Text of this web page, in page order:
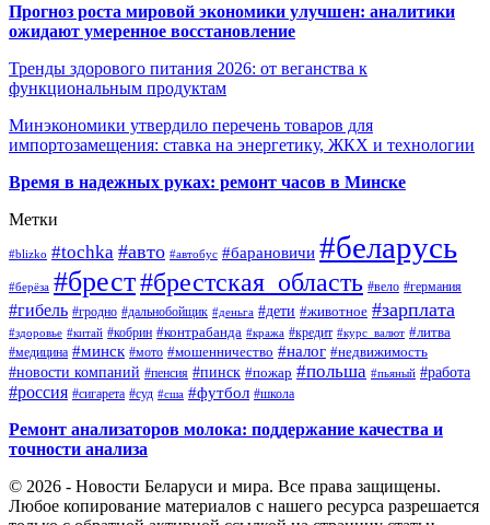
Прогноз роста мировой экономики улучшен: аналитики
ожидают умеренное восстановление
Тренды здорового питания 2026: от веганства к
функциональным продуктам
Минэкономики утвердило перечень товаров для
импортозамещения: ставка на энергетику, ЖКХ и технологии
Время в надежных руках: ремонт часов в Минске
Метки
#blizko #tochka #авто #автобус #барановичи #беларусь
#берёза #брест#брестская_область #вело #германия
#гибель #гродно #дальнобойщик #деньга #дети #животное #зарплата
#здоровье #китай #кобрин #контрабанда #кража #кредит #курс_валют #литва
#медицина #минск #мото #мошенничество #налог #недвижимость
#новости компаний #пенсия #пинск #пожар #польша #пьяный #работа
#россия #сигарета #суд #сша #футбол #школа
Ремонт анализаторов молока: поддержание качества и
точности анализа
© 2026 - Новости Беларуси и мира. Все права защищены.
Любое копирование материалов с нашего ресурса разрешается